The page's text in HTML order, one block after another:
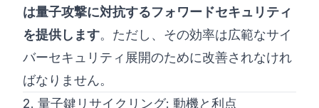
は量子攻撃に対抗するフォワードセキュリティ
を提供します。ただし、その効率は広範なサイ
バーセキュリティ展開のために改善されなけれ
ばなりません。
2. 量子鍵リサイクリング: 動機と利点